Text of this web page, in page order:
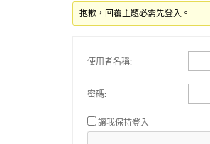
抱歉，回覆主題必需先登入。
使用者名稱:
密碼:
讓我保持登入